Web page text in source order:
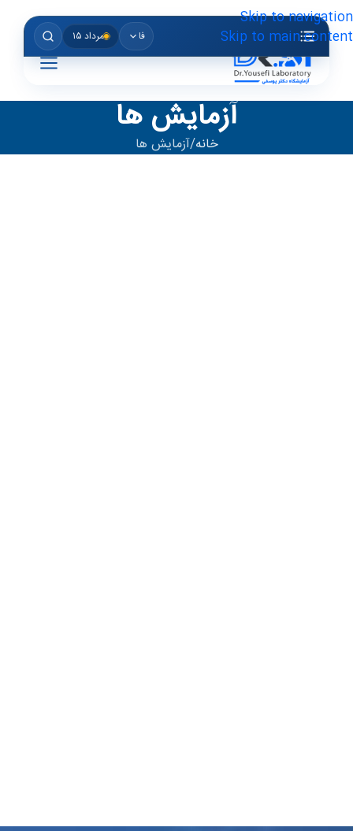
Skip to navigation
Skip to main content
فا مرداد ۱۵
آزمایش ها
خانه آزمایش ها